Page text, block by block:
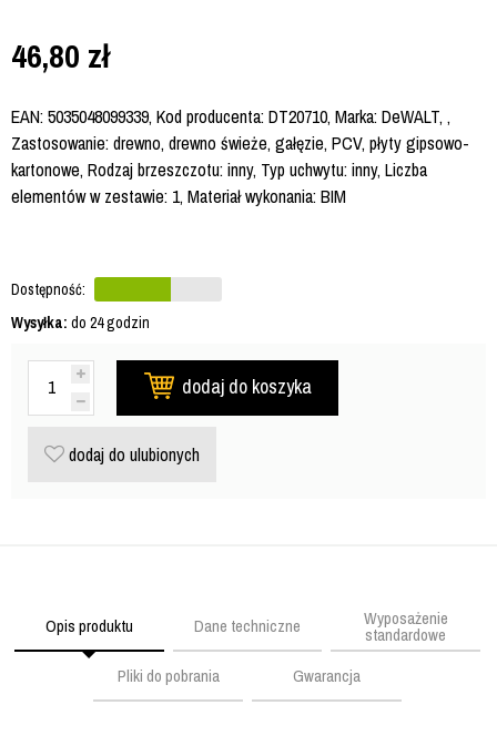
46,80 zł
EAN: 5035048099339, Kod producenta: DT20710, Marka: DeWALT, ,
Zastosowanie: drewno, drewno świeże, gałęzie, PCV, płyty gipsowo-
kartonowe, Rodzaj brzeszczotu: inny, Typ uchwytu: inny, Liczba
elementów w zestawie: 1, Materiał wykonania: BIM
Dostępność:
Wysyłka: do 24 godzin
dodaj do koszyka
dodaj do ulubionych
Opis produktu Dane techniczne Wyposażenie
standardowe
Pliki do pobrania
Gwarancja